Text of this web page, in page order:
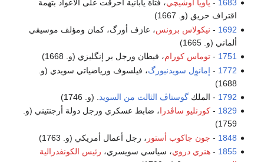
1683
- ياويا أوشيچي، فتاة يابانية أحرقت على الأعواد بتهمة
اقتراف حريق (و. 1667)
1692
- نيكولاس برونس، عازف أورگ، كمان ومؤلف موسيقي
ألماني (و. 1665)
1751
-توماس كورام، قبطان ورجل بر إنگليزي (و. 1668)
1772
- إمانوِل سويدنبورگ، فيلسوف ورياضياتي سويدي (و.
1688)
1792 - الملكگوستاڤ الثالث من السويد
. (و. 1746)
1829
-كورنليو ساڤدرا، ضابط عسكري ورجل دولة أرجنتيني (و.
1759)
1848
- جون جاكوب أستور ، رجل أعمال أمريكي (و. 1763)
1855
-هنري دروي، سياسي سويسري، رئيس الكونفدرالية